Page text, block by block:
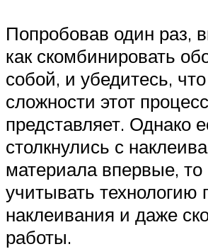
Попробовав один раз,
как скомбинировать
собой, и убедитесь,
сложности этот
представляет. Однако
столкнулись с
материала впервые,
учитывать технологию
наклеивания и даже
работы.